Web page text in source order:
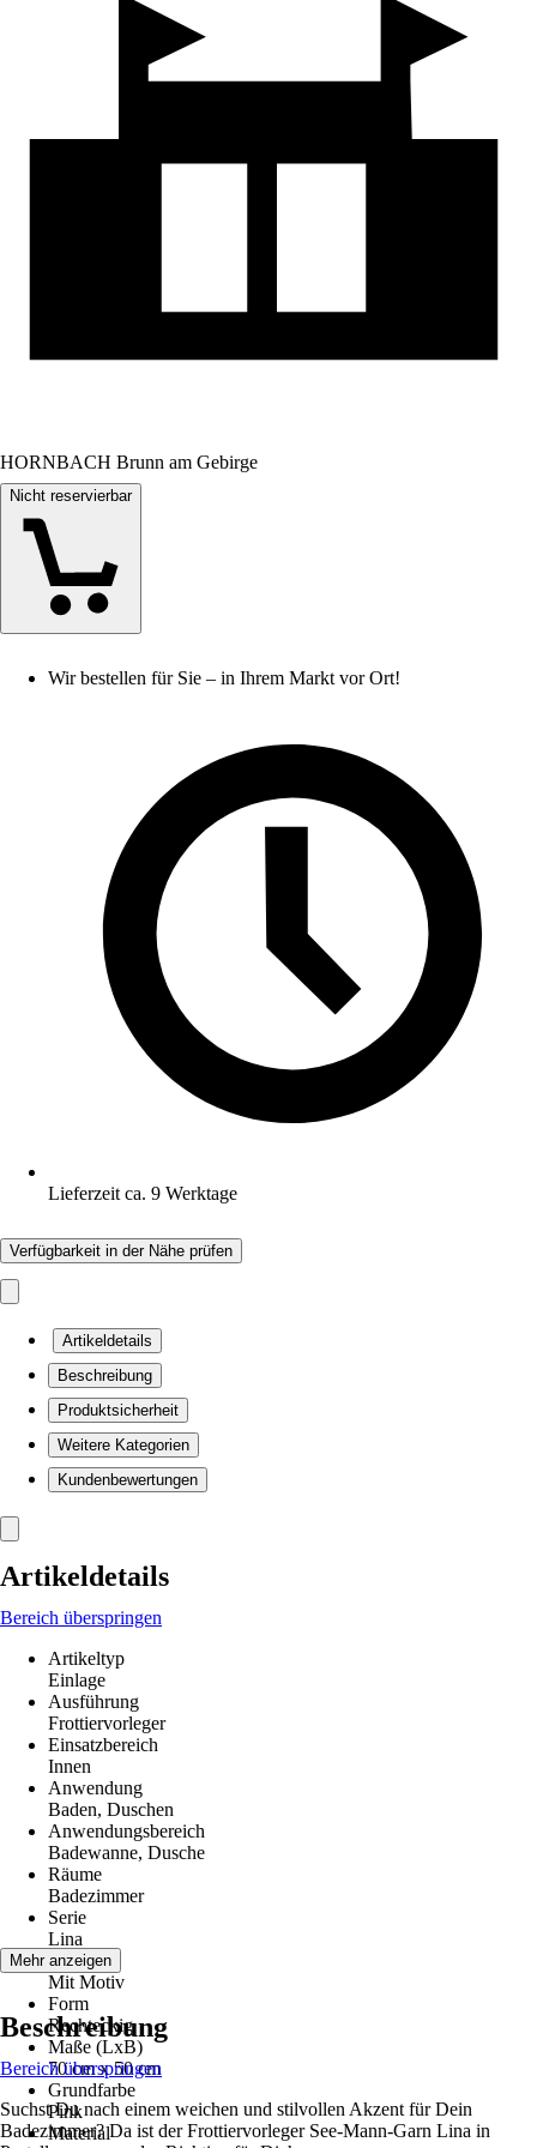
HORNBACH Brunn am Gebirge
Nicht reservierbar
Wir bestellen für Sie – in Ihrem Markt vor Ort!
Lieferzeit ca. 9 Werktage
Verfügbarkeit in der Nähe prüfen
Artikeldetails
Beschreibung
Produktsicherheit
Weitere Kategorien
Kundenbewertungen
Artikeldetails
Bereich überspringen
Artikeltyp
Einlage
Ausführung
Frottiervorleger
Einsatzbereich
Innen
Anwendung
Baden, Duschen
Anwendungsbereich
Badewanne, Dusche
Räume
Badezimmer
Serie
Lina
Motiv
Mit Motiv
Form
Rechteckig
Maße (LxB)
70 cm x 50 cm
Grundfarbe
Pink
Material
Mehr anzeigen
Beschreibung
Bereich überspringen
Suchst Du nach einem weichen und stilvollen Akzent für Dein
Badezimmer? Da ist der Frottiervorleger See-Mann-Garn Lina in